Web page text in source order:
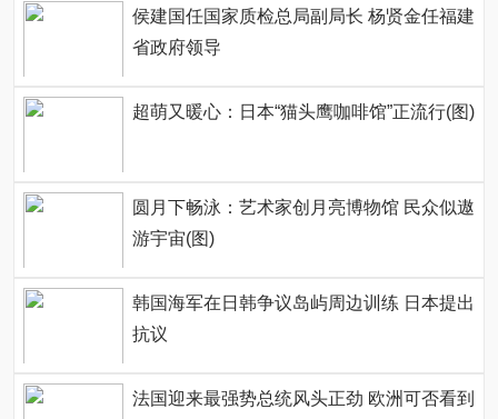
侯建国任国家质检总局副局长 杨贤金任福建
省政府领导
超萌又暖心：日本“猫头鹰咖啡馆”正流行(图)
圆月下畅泳：艺术家创月亮博物馆 民众似遨
游宇宙(图)
韩国海军在日韩争议岛屿周边训练 日本提出
抗议
法国迎来最强势总统风头正劲 欧洲可否看到